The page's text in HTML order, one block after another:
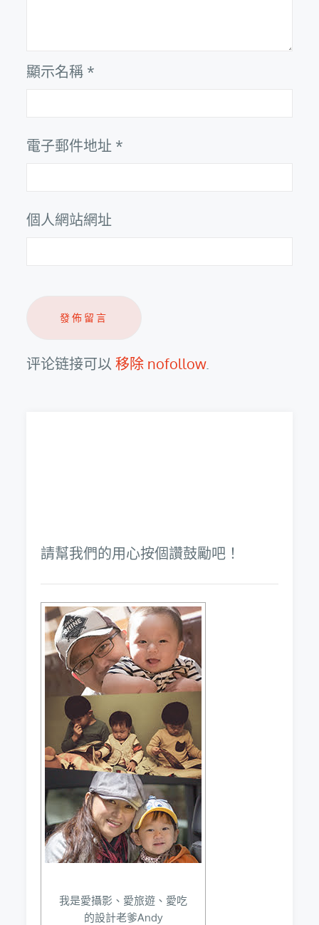
顯示名稱 *
電子郵件地址 *
個人網站網址
评论链接可以移除 nofollow.
請幫我們的用心按個讚鼓勵吧！
我是愛攝影、愛旅遊、愛吃
的設計老爹Andy